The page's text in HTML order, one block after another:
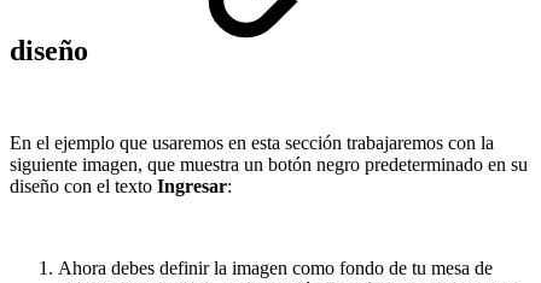
diseño
En el ejemplo que usaremos en esta sección trabajaremos con la
siguiente imagen, que muestra un botón negro predeterminado en su
diseño con el texto Ingresar:
Ahora debes definir la imagen como fondo de tu mesa de